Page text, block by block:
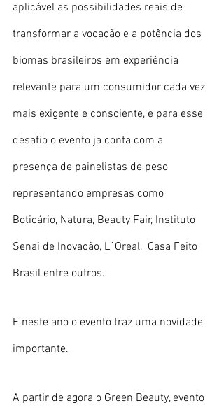
aplicável as possibilidades reais de
transformar a vocação e a potência dos
biomas brasileiros em experiência
relevante para um consumidor cada vez
mais exigente e consciente, e para esse
desafio o evento ja conta com a
presença de painelistas de peso
representando empresas como
Boticário, Natura, Beauty Fair, Instituto
Senai de Inovação, L´Oreal,  Casa Feito
Brasil entre outros.
E neste ano o evento traz uma novidade
importante.
A partir de agora o Green Beauty, evento